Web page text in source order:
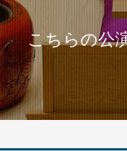
こちらの公